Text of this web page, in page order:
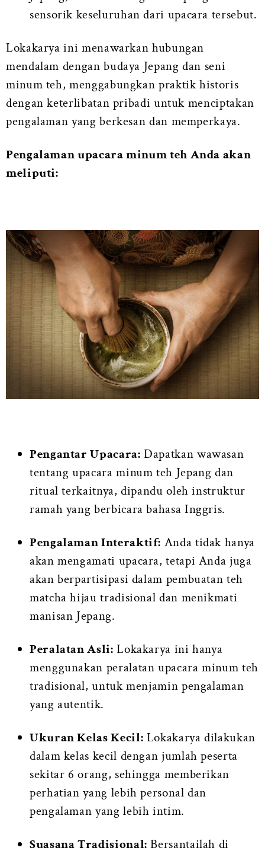
sensorik keseluruhan dari upacara tersebut.
Lokakarya ini menawarkan hubungan
mendalam dengan budaya Jepang dan seni
minum teh, menggabungkan praktik historis
dengan keterlibatan pribadi untuk menciptakan
pengalaman yang berkesan dan memperkaya.
Pengalaman upacara minum teh Anda akan
meliputi:
Pengantar Upacara: Dapatkan wawasan
tentang upacara minum teh Jepang dan
ritual terkaitnya, dipandu oleh instruktur
ramah yang berbicara bahasa Inggris.
Pengalaman Interaktif: Anda tidak hanya
akan mengamati upacara, tetapi Anda juga
akan berpartisipasi dalam pembuatan teh
matcha hijau tradisional dan menikmati
manisan Jepang.
Peralatan Asli: Lokakarya ini hanya
menggunakan peralatan upacara minum teh
tradisional, untuk menjamin pengalaman
yang autentik.
Ukuran Kelas Kecil: Lokakarya dilakukan
dalam kelas kecil dengan jumlah peserta
sekitar 6 orang, sehingga memberikan
perhatian yang lebih personal dan
pengalaman yang lebih intim.
Suasana Tradisional: Bersantailah di